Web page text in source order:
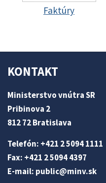
Faktúry
KONTAKT
Ministerstvo vnútra SR
Pribinova 2
812 72 Bratislava
Telefón: +421 2 5094 1111
Fax: +421 2 5094 4397
E-mail: public@minv.sk